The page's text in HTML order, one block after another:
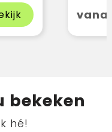
bekeken
hé!